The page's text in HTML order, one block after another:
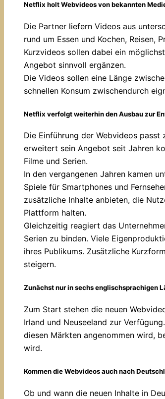
Netflix holt Webvideos von bekannten
Die Partner liefern Videos aus
rund um Essen und Kochen, Reisen,
Kurzvideos sollen dabei ein
Angebot sinnvoll ergänzen.
Die Videos sollen eine Länge
schnellen Konsum zwischendurch
Netflix verfolgt weiterhin den Ausbau zur
Die Einführung der Webvideos
erweitert sein Angebot seit Jahren
Filme und Serien.
In den vergangenen Jahren kamen
Spiele für Smartphones und
zusätzliche Inhalte anbieten, die
Plattform halten.
Gleichzeitig reagiert das
Serien zu binden. Viele
ihres Publikums. Zusätzliche
steigern.
Zunächst nur in sechs englischsprachigen
Zum Start stehen die neuen
Irland und Neuseeland zur
diesen Märkten angenommen wird,
wird.
Kommen die Webvideos auch nach
Ob und wann die neuen Inhalte in